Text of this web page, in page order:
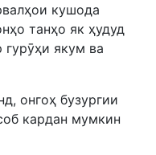
кушода
танҳо як ҳудуд
якум ва
онгоҳ бузургии
кардан мумкин